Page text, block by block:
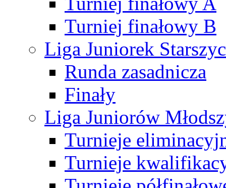
Turniej finałowy B
Liga Juniorek
Runda zasadnicza
Finały
Liga Juniorów
Turnieje
Turnieje